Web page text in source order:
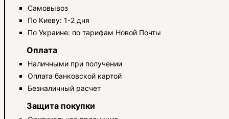
Самовывоз
По Киеву: 1-2 дня
По Украине: по тарифам Новой Почты
Оплата
Наличными при получении
Оплата банковской картой
Безналичный расчет
Защита покупки